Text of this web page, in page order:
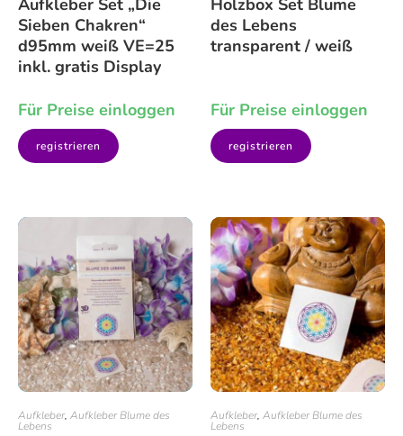
Sieben Chakren“
d95mm weiß VE=25
inkl. gratis Display
Für Preise einloggen
registrieren
des Lebens
transparent / weiß
Für Preise einloggen
registrieren
Aufkleber, Aufkleber Blume des
Lebens
Aufkleber, Aufkleber Blume des
Lebens